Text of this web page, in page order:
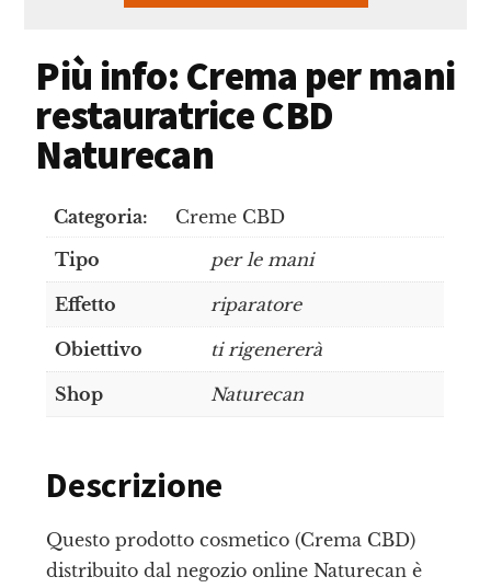
Più info: Crema per mani
restauratrice CBD
Naturecan
Categoria:
Creme CBD
Tipo
per le mani
Effetto riparatore
Obiettivo ti rigenererà
Shop Naturecan
Descrizione
Questo prodotto cosmetico (Crema CBD)
distribuito dal negozio online Naturecan è